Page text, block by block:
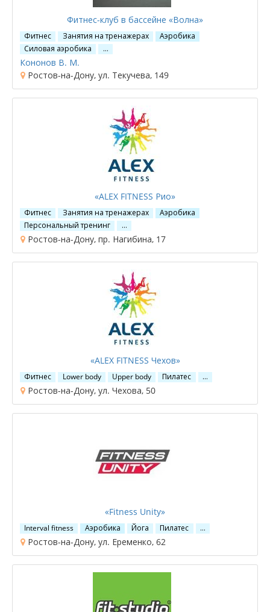
Фитнес-клуб в бассейне «Волна»
Фитнес Занятия на тренажерах
Аэробика
Силовая аэробика
…
Кононов В. М.
Ростов-на-Дону, ул. Текучева, 149
«ALEX FITNESS Рио»
Фитнес Занятия на тренажерах
Аэробика
Персональный тренинг
…
Ростов-на-Дону, пр. Нагибина, 17
«ALEX FITNESS Чехов»
Фитнес Lower body Upper body Пилатес …
Ростов-на-Дону, ул. Чехова, 50
«Fitness Unity»
Interval fitness Аэробика Йога Пилатес …
Ростов-на-Дону, ул. Еременко, 62